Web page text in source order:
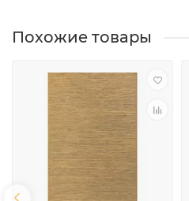
Похожие товары